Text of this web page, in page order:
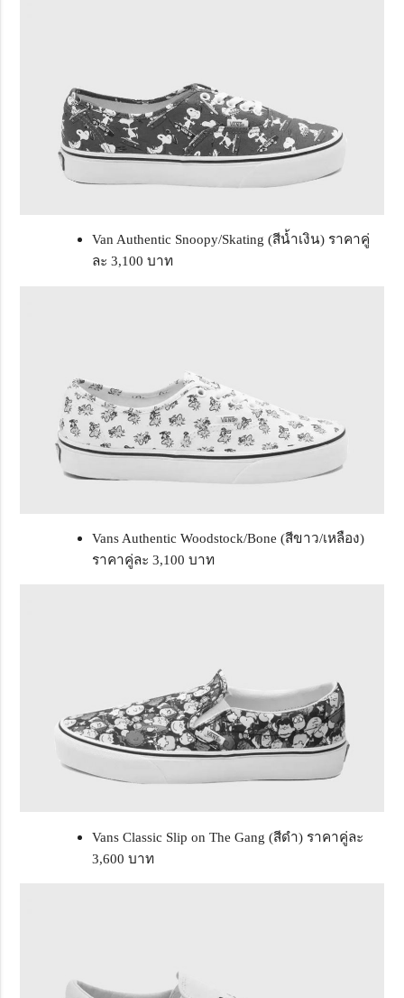
Van Authentic Snoopy/Skating (สีน้ำเงิน) ราคาคู่
ละ 3,100 บาท
Vans Authentic Woodstock/Bone (สีขาว/เหลือง)
ราคาคู่ละ 3,100 บาท
Vans Classic Slip on The Gang (สีดำ) ราคาคู่ละ
3,600 บาท